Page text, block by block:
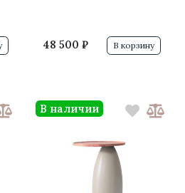
48 500 ₽ В корзину
В наличии